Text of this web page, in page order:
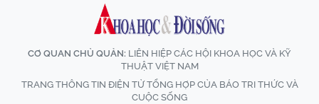
CƠ QUAN CHỦ QUẢN: LIÊN HIỆP CÁC HỘI KHOA HỌC VÀ KỸ
THUẬT VIỆT NAM
TRANG THÔNG TIN ĐIỆN TỬ TỔNG HỢP CỦA BÁO TRI THỨC VÀ
CUỘC SỐNG